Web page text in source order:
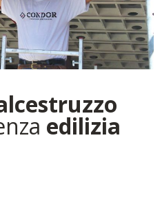
edilizia